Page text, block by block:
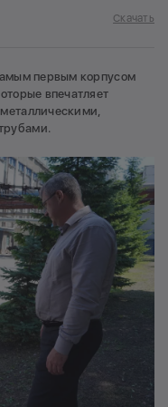
Скачать
первым корпусом
впечатляет